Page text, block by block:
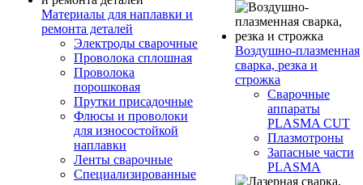
Материалы для наплавки и
ремонта деталей
Электроды сварочные
Проволока сплошная
Проволока
порошковая
Прутки присадочные
Флюсы и проволоки
для износостойкой
наплавки
Ленты сварочные
Специализированные
Воздушно-плазменная
сварка, резка и
строжка
Сварочные
аппараты
PLASMA CUT
Плазмотроны
Запасные части
PLASMA